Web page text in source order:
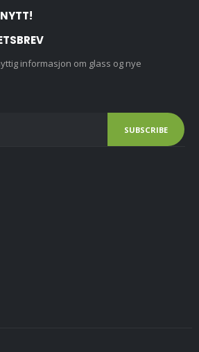
informasjon om glass og nye